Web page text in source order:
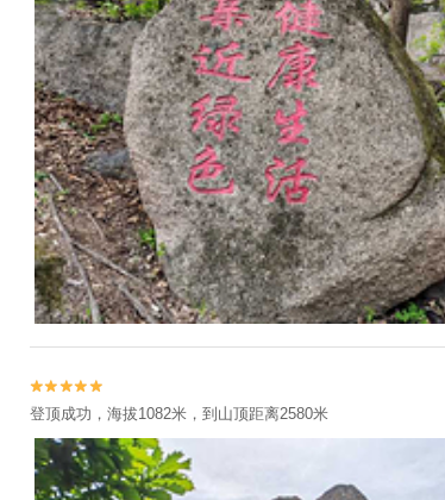


登顶成功，海拔1082米，到山顶距离2580米